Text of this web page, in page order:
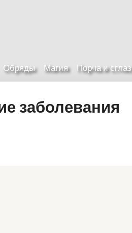
Обряды Магия Порча и сглаз
заболевания